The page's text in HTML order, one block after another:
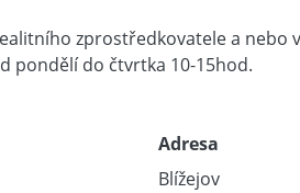
zprostředkovatele a nebo
pondělí do čtvrtka 10-15hod.
Adresa
Blížejov